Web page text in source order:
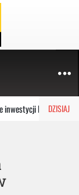
DZISIAJ
KPO w szpitalu